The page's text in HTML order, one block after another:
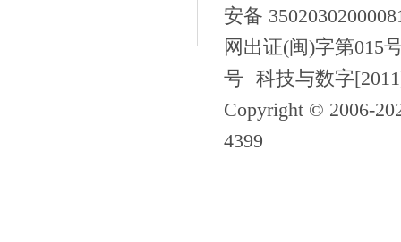
安备
网出证(闽)字第015
号 科技与数字
Copyright © 2006-
4399